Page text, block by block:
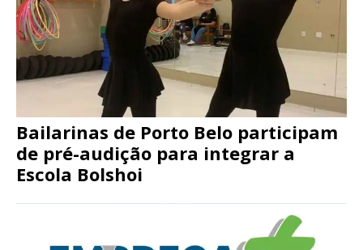
Bailarinas de Porto Belo participam
de pré-audição para integrar a
Escola Bolshoi